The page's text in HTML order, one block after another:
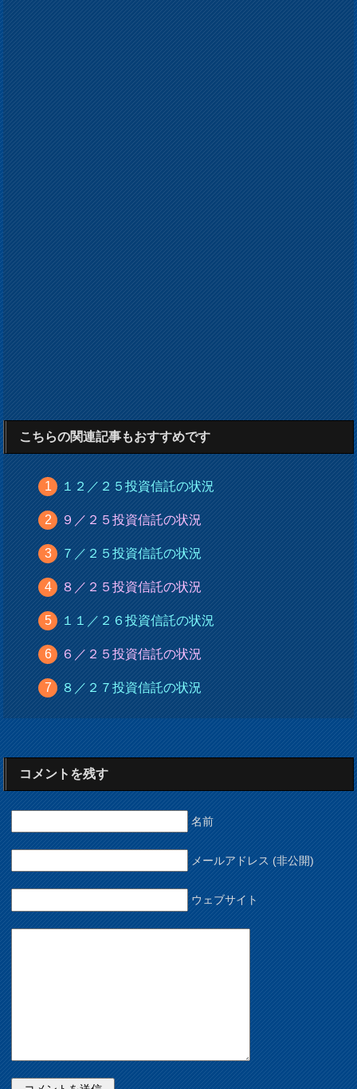
こちらの関連記事もおすすめです
１２／２５投資信託の状況
９／２５投資信託の状況
７／２５投資信託の状況
８／２５投資信託の状況
１１／２６投資信託の状況
６／２５投資信託の状況
８／２７投資信託の状況
コメントを残す
名前
メールアドレス (非公開)
ウェブサイト